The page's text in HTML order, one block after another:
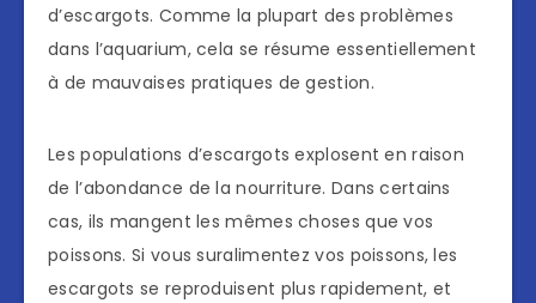
d’escargots. Comme la plupart des problèmes
dans l’aquarium, cela se résume essentiellement
à de mauvaises pratiques de gestion.
Les populations d’escargots explosent en raison
de l’abondance de la nourriture. Dans certains
cas, ils mangent les mêmes choses que vos
poissons. Si vous suralimentez vos poissons, les
escargots se reproduisent plus rapidement, et